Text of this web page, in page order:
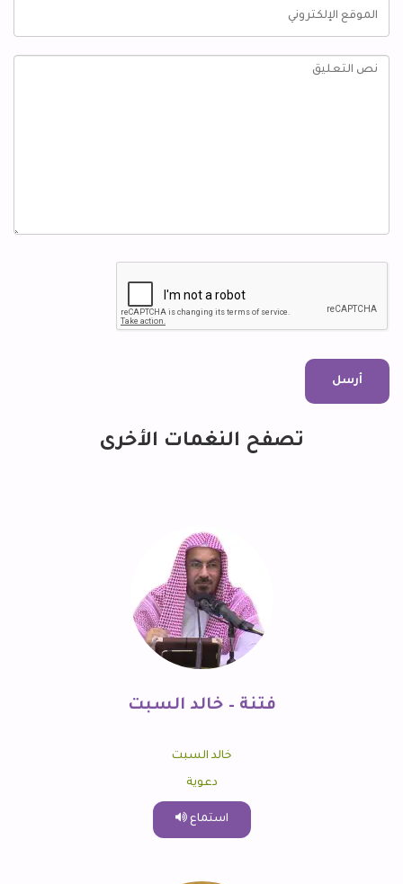
تصفح النغمات الأخرى
فتنة – خالد السبت
خالد السبت
دعوية
استماع